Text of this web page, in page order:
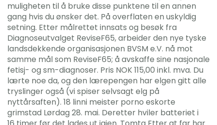
muligheten til å bruke disse punktene til en annen
gang hvis du ønsker det. På overflaten en uskyldig
setning. Etter målrettet innsats og besøk fra
Diagnoseutvalget ReviseF65, arbeider den nye tyske
landsdekkende organisasjonen BVSM e.V. nå mot
samme mål som ReviseF65; å avskaffe sine nasjonale
fetisj- og sm-diagnoser. Pris NOK 115,00 inkl. mva. Du
lærte noe da, og den lærepengen har elgen gitt alle
tryslinger også (vi spiser selvsagt elg på
nyttårsaften). 18 linni meister porno eskorte
grimstad Lørdag 28. mai. Deretter hviler batteriet i